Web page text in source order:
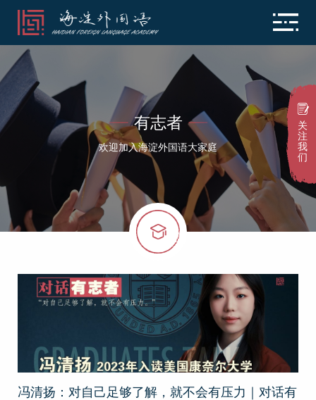
关
注
我
们
有志者
欢迎加入海淀外国语大家庭
冯清扬：对自己足够了解，就不会有压力｜对话有